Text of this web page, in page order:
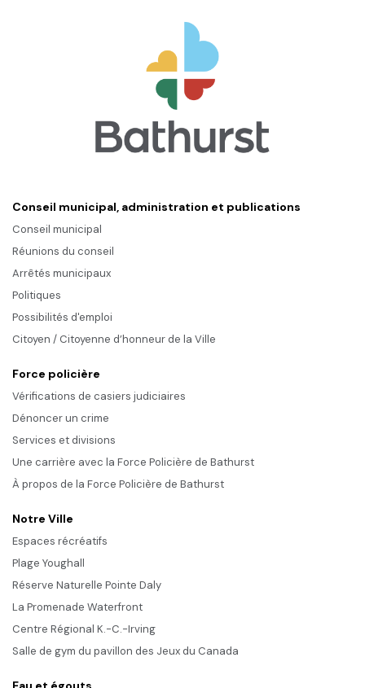
Conseil municipal, administration et publications
Conseil municipal
Réunions du conseil
Arrêtés municipaux
Politiques
Possibilités d'emploi
Citoyen / Citoyenne d’honneur de la Ville
Force policière
Vérifications de casiers judiciaires
Dénoncer un crime
Services et divisions
Une carrière avec la Force Policière de Bathurst
À propos de la Force Policière de Bathurst
Notre Ville
Espaces récréatifs
Plage Youghall
Réserve Naturelle Pointe Daly
La Promenade Waterfront
Centre Régional K.-C.-Irving
Salle de gym du pavillon des Jeux du Canada